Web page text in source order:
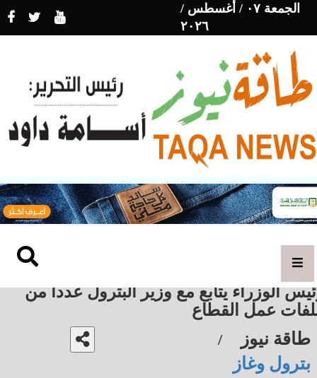
الجمعة ٠٧ / أغسطس /
٢٠٢٦
الوزراء يتابع مع وزير البترول عددا من
عمل القطاع
طاقة نيوز /
بترول وغاز